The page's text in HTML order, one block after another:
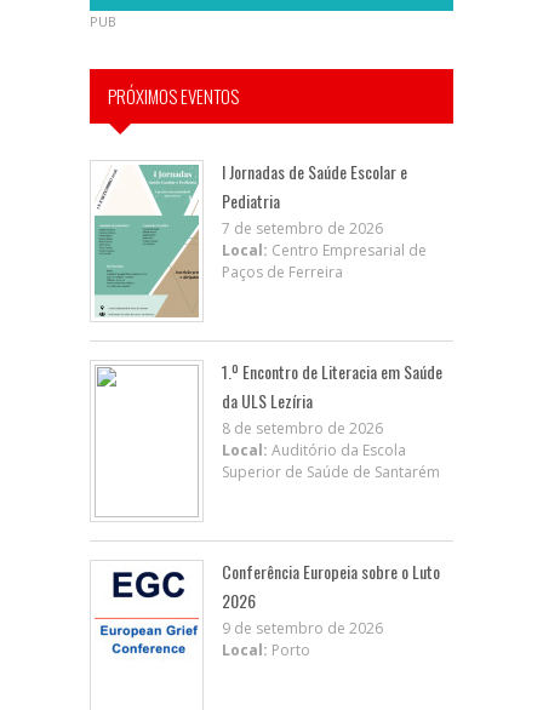
PUB
PRÓXIMOS EVENTOS
I Jornadas de Saúde Escolar e
Pediatria
7 de setembro de 2026
Local: Centro Empresarial de
Paços de Ferreira
1.º Encontro de Literacia em Saúde
da ULS Lezíria
8 de setembro de 2026
Local: Auditório da Escola
Superior de Saúde de Santarém
Conferência Europeia sobre o Luto
2026
9 de setembro de 2026
Local: Porto